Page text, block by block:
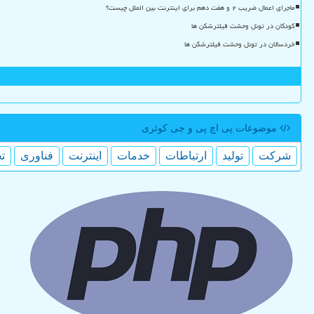
ماجرای اعمال ضریب ۲ و هفت دهم برای اینترنت بین الملل چیست؟
کودکان در تونل وحشت فیلترشکن ها
خردسالان در تونل وحشت فیلترشکن ها
موضوعات پی اچ پی و جی كوئری
شركت تولید ارتباطات خدمات اینترنت فناوری